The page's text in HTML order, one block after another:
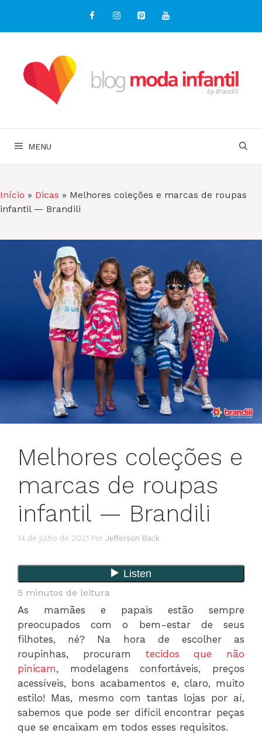
o
MENU
Início » Dicas » Melhores coleções e marcas de roupas
infantil — Brandili
Melhores coleções e
marcas de roupas
infantil — Brandili
14 de julho de 2021 Por Jefferson Back
5 minutos de leitura
As mamães e papais estão sempre
preocupados com o bem-estar de seus
filhotes, né? Na hora de escolher as
roupinhas, procuram tecidos que não
pinicam, modelagens confortáveis, preços
acessíveis, bons acabamentos e, claro, muito
estilo! Mas, mesmo com tantas lojas por aí,
sabemos que pode ser difícil encontrar peças
que se encaixam em todos esses requisitos.